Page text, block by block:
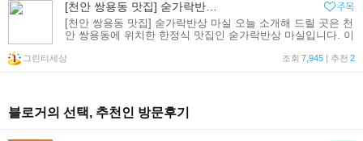
[천안 쌍용동 맛집] 숟가락반상 마실 오늘 소개해 드릴 곳은 천
안 쌍용동에 위치한 한정식 맛집인 숟가락반상 마실입니다. 이
간에 갔는데 넓은 가게에는 많은 손님들이 있었답니다. 역시
그린티세상 조회 7,945 | 추천 2
블로거의 선택, 추천인 방문후기